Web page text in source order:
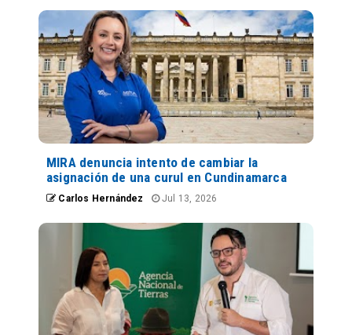
MIRA denuncia intento de cambiar la
asignación de una curul en Cundinamarca
Carlos Hernández Jul 13, 2026